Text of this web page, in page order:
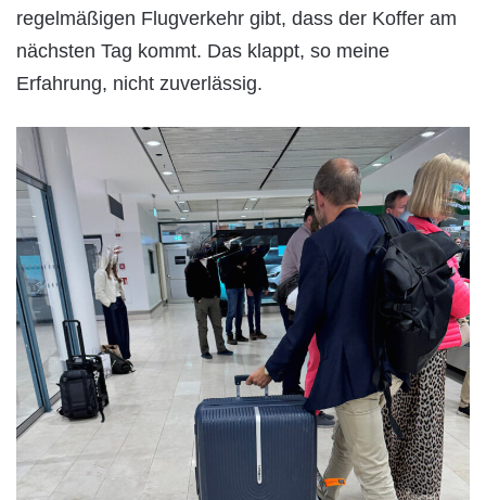
regelmäßigen Flugverkehr gibt, dass der Koffer am
nächsten Tag kommt. Das klappt, so meine
Erfahrung, nicht zuverlässig.